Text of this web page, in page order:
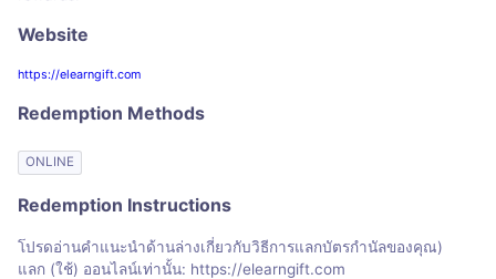
Website
https://elearngift.com
Redemption Methods
ONLINE
Redemption Instructions
โปรดอ่านคำแนะนำด้านล่างเกี่ยวกับวิธีการแลกบัตรกำนัลของคุณ)
แลก (ใช้) ออนไลน์เท่านั้น: https://elearngift.com